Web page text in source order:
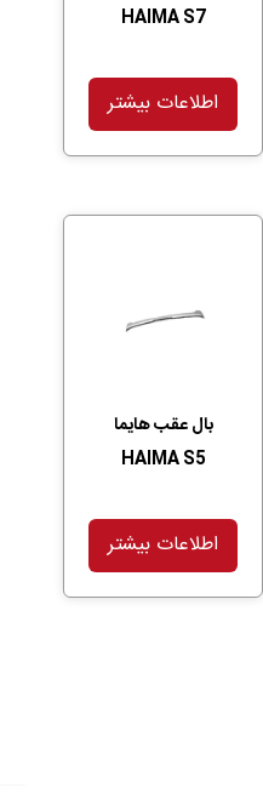
HAIMA S7
اطلاعات بیشتر
بال عقب هایما
HAIMA S5
اطلاعات بیشتر